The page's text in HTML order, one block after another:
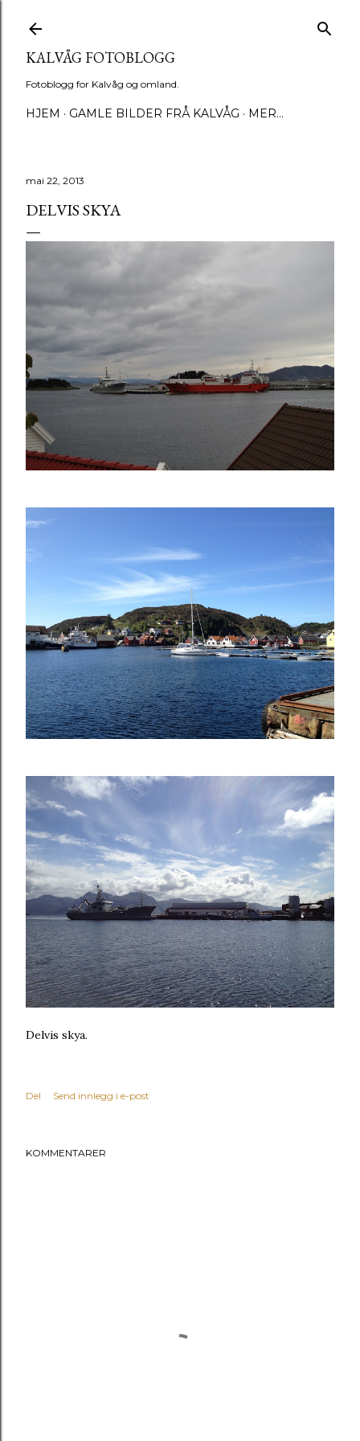
KALVÅG FOTOBLOGG
Fotoblogg for Kalvåg og omland.
HJEM GAMLE BILDER FRÅ KALVÅG MER…
mai 22, 2013
DELVIS SKYA
Delvis skya.
Del Send innlegg i e-post
KOMMENTARER